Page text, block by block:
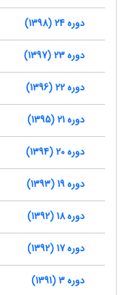
دوره 24 (1398)
دوره 23 (1397)
دوره 22 (1396)
دوره 21 (1395)
دوره 20 (1394)
دوره 19 (1393)
دوره 18 (1392)
دوره 17 (1392)
دوره 3 (1391)